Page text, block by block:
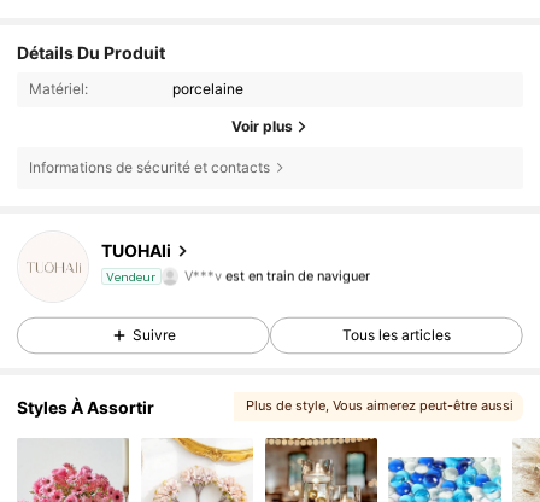
Détails Du Produit
Matériel: porcelaine
Voir plus
Informations de sécurité et contacts
TUOHAIi
Vendeur
4,88
4,88
1.8K Suiveurs
1.8K Suiveurs
Suivre Tous les articles
Styles À Assortir Plus de style, Vous aimerez peut-être aussi